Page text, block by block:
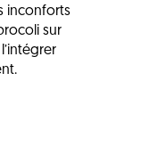
inconforts
sur